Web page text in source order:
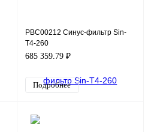
PBC00212 Синус-фильтр Sin-
T4-260
685 359.79 ₽
Подробнее